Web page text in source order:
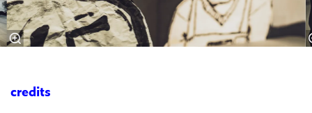
credits